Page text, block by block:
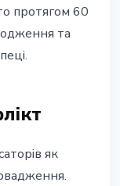
протягом 60
та
як